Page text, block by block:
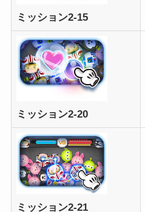
ミッション2-15
ミッション2-20
ミッション2-21